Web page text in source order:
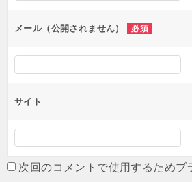
メール（公開されません） 必須
サイト
次回のコメントで使用するためブ